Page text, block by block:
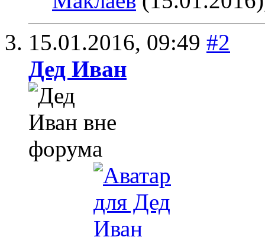
15.01.2016, 09:49 #2
Дед Иван